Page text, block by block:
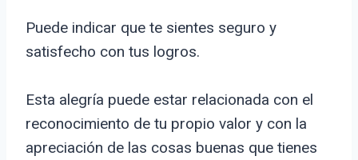
Puede indicar que te sientes seguro y
satisfecho con tus logros.
Esta alegría puede estar relacionada con el
reconocimiento de tu propio valor y con la
apreciación de las cosas buenas que tienes